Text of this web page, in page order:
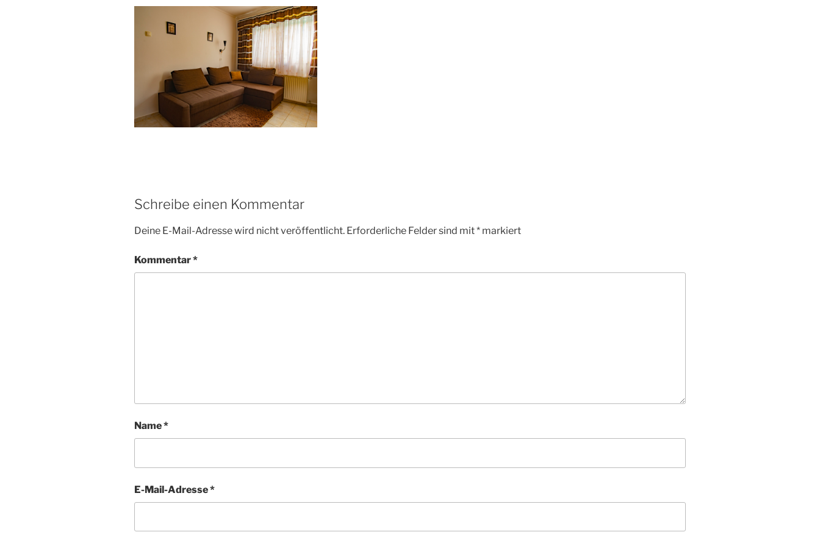
Schreibe einen Kommentar
Deine E-Mail-Adresse wird nicht veröffentlicht. Erforderliche Felder sind mit* markiert
Kommentar*
Name*
E-Mail-Adresse*